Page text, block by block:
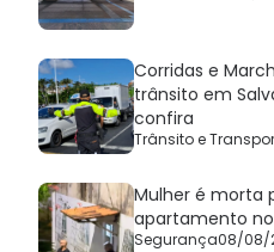
Corridas e
trânsito em
confira
Trânsito e
Mulher é morta
apartamento
Segurança08/08/